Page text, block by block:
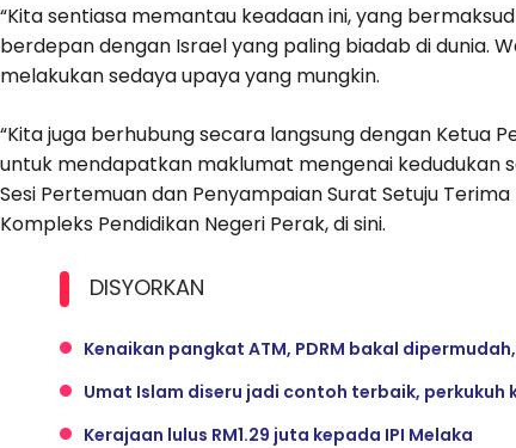
“Kita sentiasa memantau keadaan ini, yang
berdepan dengan Israel yang paling biadab di dunia.
melakukan sedaya upaya yang mungkin.
“Kita juga berhubung secara langsung dengan Ketua
untuk mendapatkan maklumat mengenai kedudukan
Sesi Pertemuan dan Penyampaian Surat Setuju
Kompleks Pendidikan Negeri Perak, di sini.
DISYORKAN
Kenaikan pangkat ATM, PDRM bakal
Umat Islam diseru jadi contoh terbaik, perkukuh
Kerajaan lulus RM1.29 juta kepada IPI Melaka